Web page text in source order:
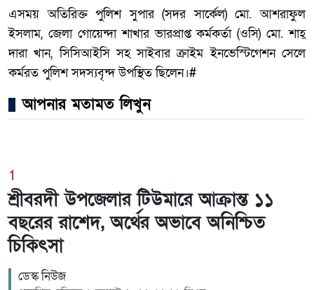
এসময় অতিরিক্ত পুলিশ সুপার (সদর সার্কেল) মো. আশরাফুল
ইসলাম, জেলা গোয়েন্দা শাখার ভারপ্রাপ্ত কর্মকর্তা (ওসি) মো. শাহ্
দারা খান, সিসিআইসি সহ সাইবার ক্রাইম ইনভেস্টিগেশন সেলে
কর্মরত পুলিশ সদস্যবৃন্দ উপস্থিত ছিলেন।#
আপনার মতামত লিখুন
1
শ্রীবরদী উপজেলার টিউমারে আক্রান্ত ১১
বছরের রাশেদ, অর্থের অভাবে অনিশ্চিত
চিকিৎসা
ডেস্ক নিউজ